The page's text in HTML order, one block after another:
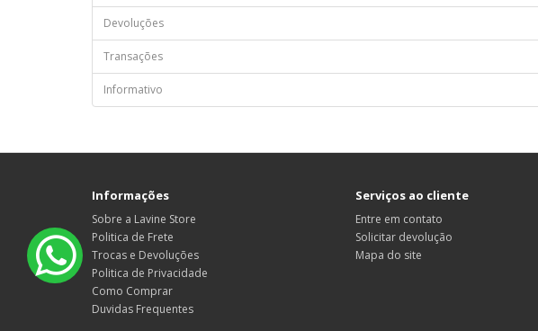
Devoluções
Transações
Informativo
Informações
Sobre a Lavine Store
Politica de Frete
Trocas e Devoluções
Politica de Privacidade
Como Comprar
Duvidas Frequentes
Serviços ao cliente
Entre em contato
Solicitar devolução
Mapa do site